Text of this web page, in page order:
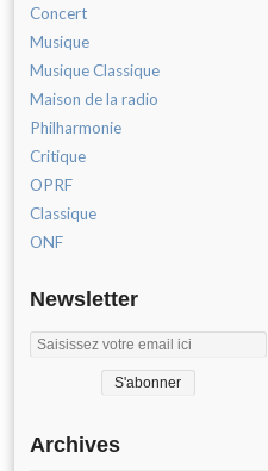
Concert
Musique
Musique Classique
Maison de la radio
Philharmonie
Critique
OPRF
Classique
ONF
Newsletter
Archives